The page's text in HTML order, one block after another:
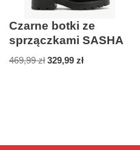
Czarne botki ze
sprzączkami SASHA
469,99zł 329,99 zł